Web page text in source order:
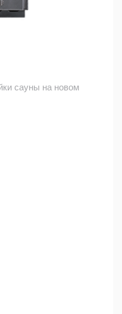
сауны на новом